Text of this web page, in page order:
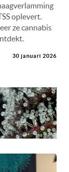
oplevert.
ze cannabis
30 januari 2026